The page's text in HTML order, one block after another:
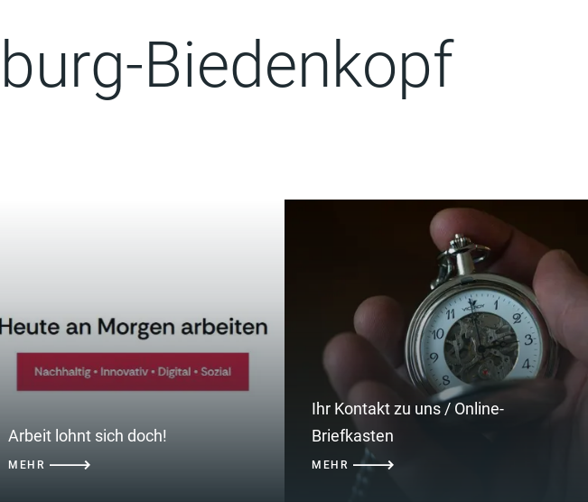
Biedenkopf
Arbeit lohnt sich doch!
MEHR
Ihr Kontakt zu uns / Online-
Briefkasten
MEHR